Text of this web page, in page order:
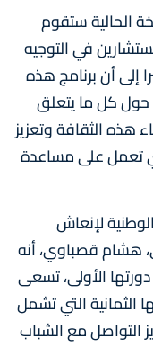
الحالية ستقوم
بمعية مستشارين في التوجيه
إلى أن برنامج هذه
حول كل ما يتعلق
هذه الثقافة وتعزيز
تعمل على مساعدة
لإنعاش
هشام قصباوي، أنه
الأولى، تسعى
الثمانية التي تشمل
التواصل مع الشباب